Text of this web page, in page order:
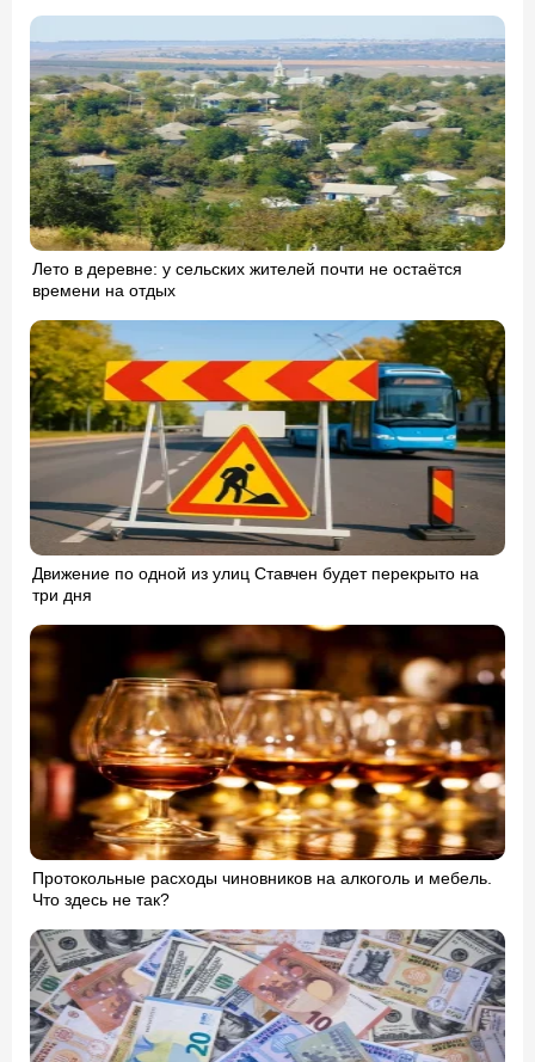
Лето в деревне: у сельских жителей почти не остаётся
времени на отдых
Движение по одной из улиц Ставчен будет перекрыто на
три дня
Протокольные расходы чиновников на алкоголь и мебель.
Что здесь не так?